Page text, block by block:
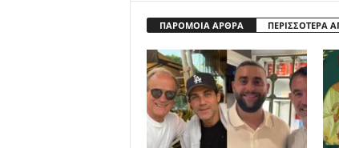
ΠΑΡΟΜΟΙΑ ΑΡΘΡΑ ΠΕΡΙΣΣΟΤΕΡΑ